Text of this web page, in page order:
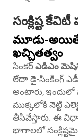
సంక్లిష్ట
మూడు-అయితే
ఖచ్చితత్వం
సింకర్ ఎడిఎం
లేదా డై-సింకింగ్
అంటారు, ఇందులో
ముక్కలోకి నెట్టి
తీసివేస్తారు. ఈ
భాగాలలో